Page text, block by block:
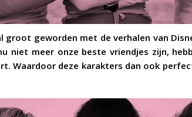
groot geworden met de verhalen van
niet meer onze beste vriendjes zijn,
Waardoor deze karakters dan ook